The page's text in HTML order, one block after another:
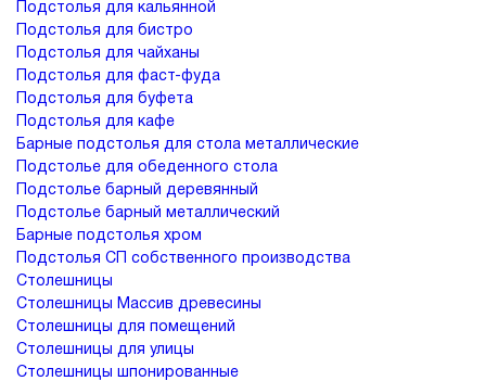
Подстолья для кальянной
Подстолья для бистро
Подстолья для чайханы
Подстолья для фаст-фуда
Подстолья для буфета
Подстолья для кафе
Барные подстолья для стола металлические
Подстолье для обеденного стола
Подстолье барный деревянный
Подстолье барный металлический
Барные подстолья хром
Подстолья СП собственного производства
Столешницы
Столешницы Массив древесины
Столешницы для помещений
Столешницы для улицы
Столешницы шпонированные